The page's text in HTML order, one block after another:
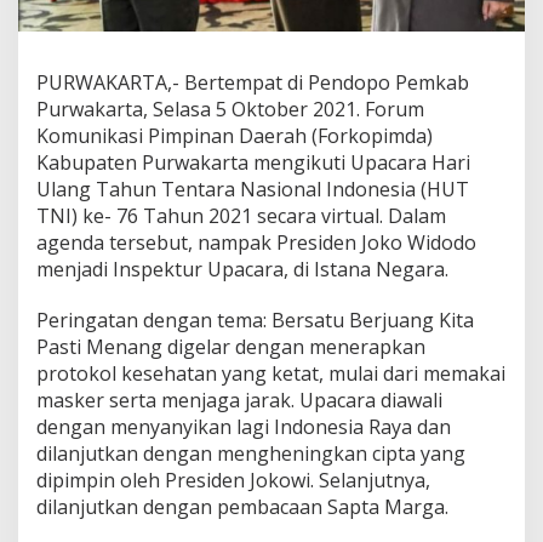
PURWAKARTA,- Bertempat di Pendopo Pemkab
Purwakarta, Selasa 5 Oktober 2021. Forum
Komunikasi Pimpinan Daerah (Forkopimda)
Kabupaten Purwakarta mengikuti Upacara Hari
Ulang Tahun Tentara Nasional Indonesia (HUT
TNI) ke- 76 Tahun 2021 secara virtual. Dalam
agenda tersebut, nampak Presiden Joko Widodo
menjadi Inspektur Upacara, di Istana Negara.
Peringatan dengan tema: Bersatu Berjuang Kita
Pasti Menang digelar dengan menerapkan
protokol kesehatan yang ketat, mulai dari memakai
masker serta menjaga jarak. Upacara diawali
dengan menyanyikan lagi Indonesia Raya dan
dilanjutkan dengan mengheningkan cipta yang
dipimpin oleh Presiden Jokowi. Selanjutnya,
dilanjutkan dengan pembacaan Sapta Marga.